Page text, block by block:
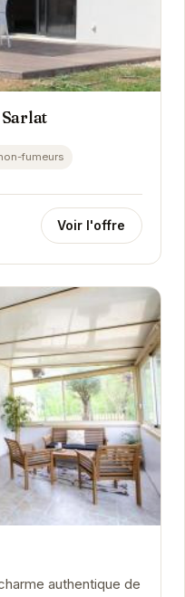
fumeurs
Voir l'offre
authentique de